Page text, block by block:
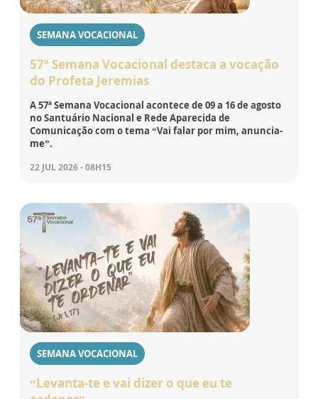
SEMANA VOCACIONAL
57ª Semana Vocacional destaca a vocação
do Profeta Jeremias
A 57ª Semana Vocacional acontece de 09 a 16 de agosto
no Santuário Nacional e Rede Aparecida de
Comunicação com o tema “Vai falar por mim, anuncia-
me”.
22 JUL 2026 - 08H15
SEMANA VOCACIONAL
“Levanta-te e vai dizer o que eu te